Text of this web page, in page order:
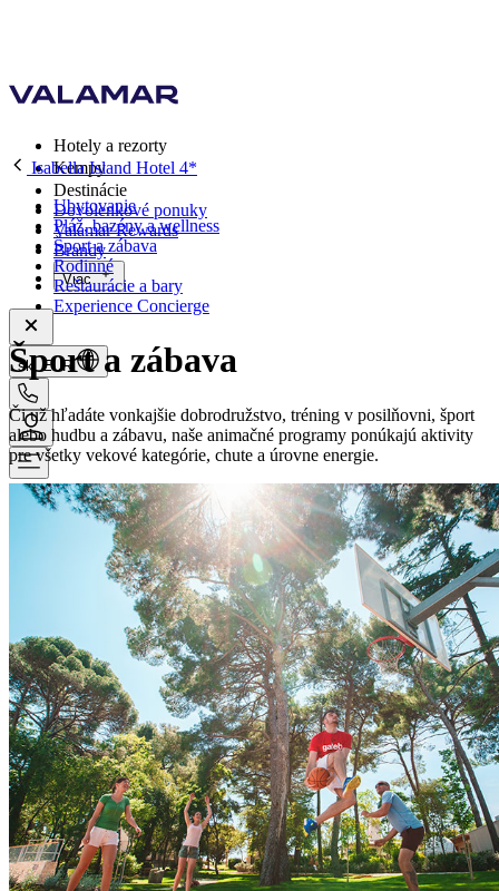
Hotely a rezorty
Kempy
Destinácie
Dovolenkové ponuky
Valamar Rewards
Brandy
Viac
sk, EUR
Isabella Island Hotel 4*
Ubytovanie
Pláž, bazény a wellness
Šport a zábava
Rodinné
Reštaurácie a bary
Experience Concierge
Šport a zábava
Či už hľadáte vonkajšie dobrodružstvo, tréning v posilňovni, šport
alebo hudbu a zábavu, naše animačné programy ponúkajú aktivity
pre všetky vekové kategórie, chute a úrovne energie.